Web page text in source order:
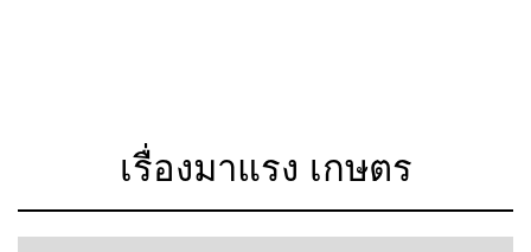
เรื่องมาแรง เกษตร